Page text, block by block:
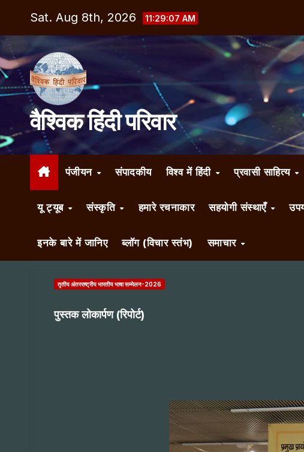
content
Sat. Aug 8th, 2026 11:29:09 AM
वैश्विक हिंदी परिवार
पंजीयन संपादकीय विश्व में हिंदी प्रवासी साहित्य
यू ट्यूब संस्कृति हमारे रचनाकार सहयोगी संस्थाएँ
इनके बारे में जानिए ब्लॉग (विचार स्तंभ) समाचार
तृतीय अंतरराष्ट्रीय भारतीय भाषा सम्मेलन-2026
पुस्तक लोकार्पण (रिपोर्ट)